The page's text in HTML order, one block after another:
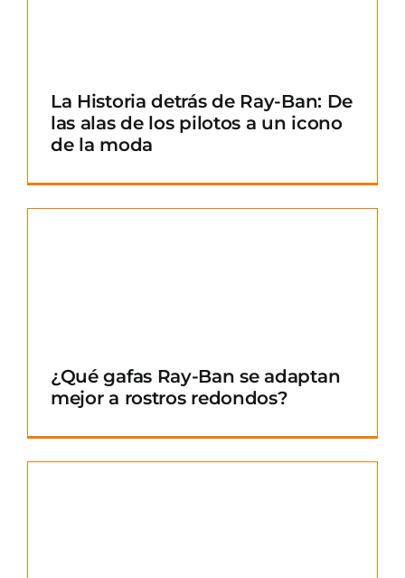
La Historia detrás de Ray-Ban: De
las alas de los pilotos a un icono
de la moda
¿Qué gafas Ray-Ban se adaptan
mejor a rostros redondos?